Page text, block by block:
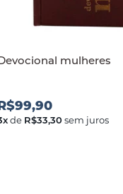
mulheres
xde R$33,30sem juros